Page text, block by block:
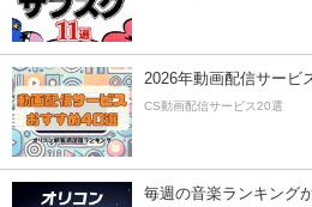
2026年動画配信サービ
CS動画配信サービス20選
毎週の音楽ランキング